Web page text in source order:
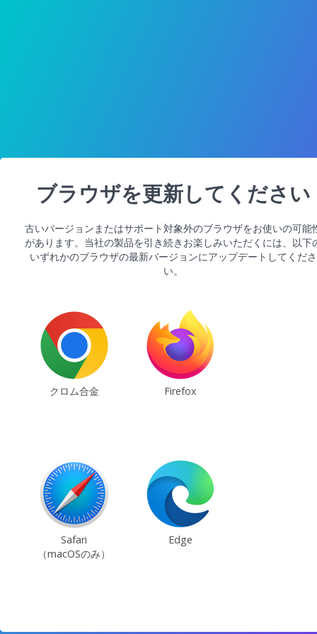
ブラウザを更新してください
古いバージョンまたはサポート対象外のブラウザをお使いの可能
があります。当社の製品を引き続きお楽しみいただくには、以下
いずれかのブラウザの最新バージョンにアップデートしてくださ
い。
クロム合金 Firefox
Safari
（macOSのみ）
Edge